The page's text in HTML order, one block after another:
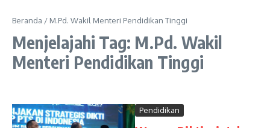
Beranda / M.Pd. Wakil Menteri Pendidikan Tinggi
Menjelajahi Tag: M.Pd. Wakil
Menteri Pendidikan Tinggi
Pendidikan